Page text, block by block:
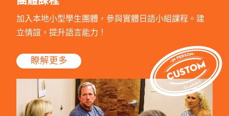
加入本地小型學生團體，參與實體日語小組課程。建
立情誼，提升語言能力！
瞭解更多